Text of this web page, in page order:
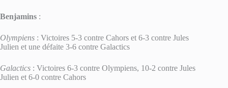
Benjamins :
Olympiens : Victoires 5-3 contre Cahors et 6-3 contre Jules
Julien et une défaite 3-6 contre Galactics
Galactics : Victoires 6-3 contre Olympiens, 10-2 contre Jules
Julien et 6-0 contre Cahors